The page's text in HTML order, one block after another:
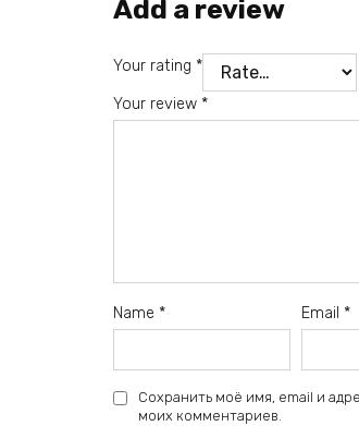
Add a review
Your rating *
Your review *
Name * Email *
Сохранить моё имя, email и
моих комментариев.